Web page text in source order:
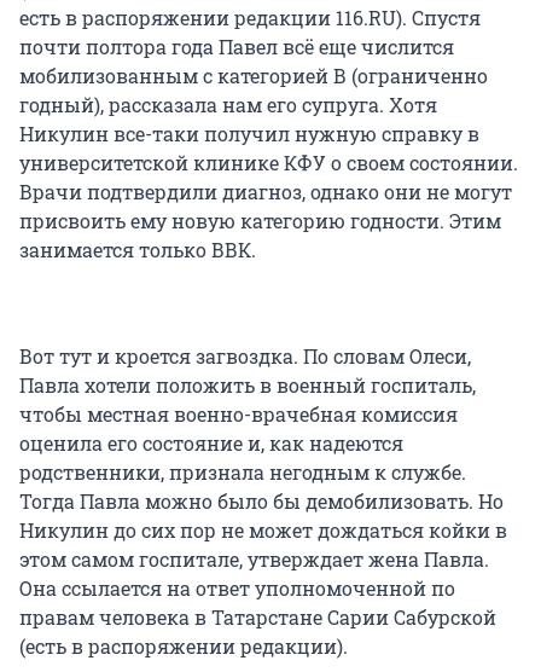
есть в распоряжении редакции 116.RU). Спустя
почти полтора года Павел всё еще числится
мобилизованным с категорией В (ограниченно
годный), рассказала нам его супруга. Хотя
Никулин все-таки получил нужную справку в
университетской клинике КФУ о своем состоянии.
Врачи подтвердили диагноз, однако они не могут
присвоить ему новую категорию годности. Этим
занимается только ВВК.
Вот тут и кроется загвоздка. По словам Олеси,
Павла хотели положить в военный госпиталь,
чтобы местная военно-врачебная комиссия
оценила его состояние и, как надеются
родственники, признала негодным к службе.
Тогда Павла можно было бы демобилизовать. Но
Никулин до сих пор не может дождаться койки в
этом самом госпитале, утверждает жена Павла.
Она ссылается на ответ уполномоченной по
правам человека в Татарстане Сарии Сабурской
(есть в распоряжении редакции).